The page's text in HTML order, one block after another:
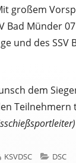
großem
Bad Münder
und des SSV
dem
Teilnehmern
Autor
KSVDSC DSC